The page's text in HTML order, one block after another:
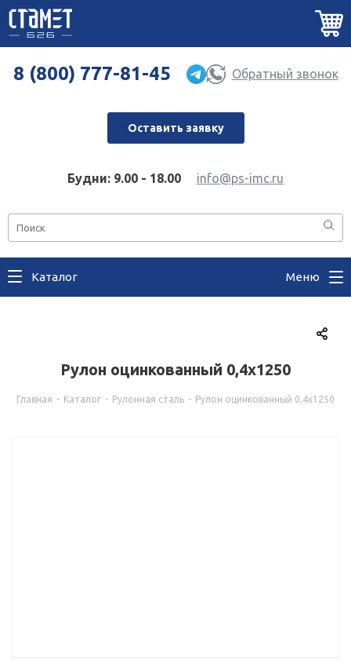
8 (800) 777-81-45 Обратный звонок
Оставить заявку
Будни: 9.00 - 18.00 info@ps-imc.ru
Каталог Меню
Рулон оцинкованный 0,4х1250
Главная - Каталог - Рулонная сталь - Рулон оцинкованный 0,4х1250